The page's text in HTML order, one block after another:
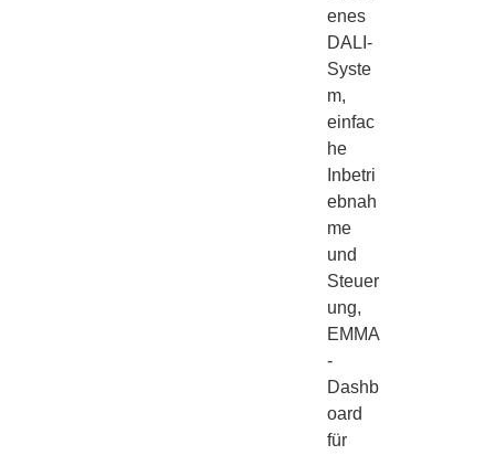
enes
DALI-
Syste
m,
einfac
he
Inbetri
ebnah
me
und
Steuer
ung,
EMMA
-
Dashb
oard
für